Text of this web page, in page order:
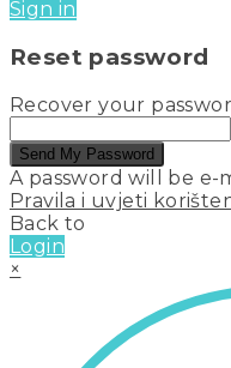
Sign in
Reset password
Recover your
Send My Password
A password will be e-
Pravila i uvjeti
Back to
Login
×